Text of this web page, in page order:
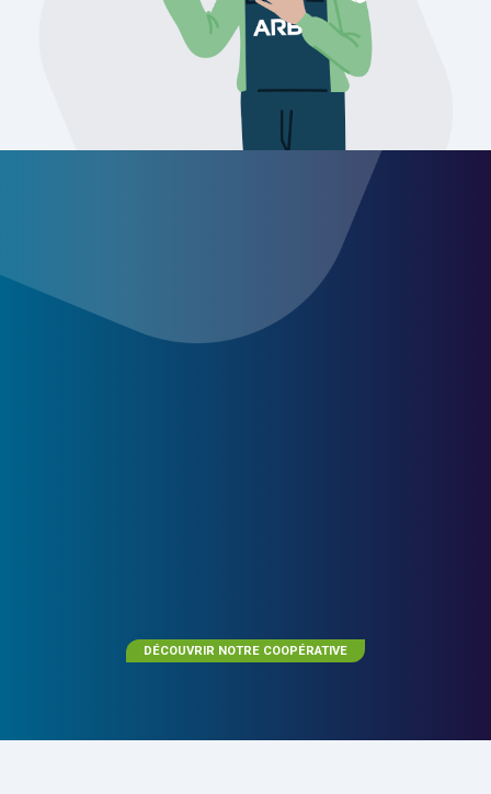
DÉCOUVRIR NOTRE COOPÉRATIVE